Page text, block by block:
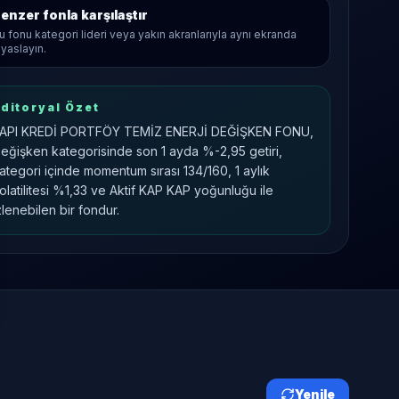
fonla karşılaştır
fonu kategori lideri veya yakın akranlarıyla aynı ekranda
Özet
KREDİ PORTFÖY TEMİZ ENERJİ DEĞİŞKEN FONU,
kategorisinde son 1 ayda %-2,95 getiri,
içinde momentum sırası 134/160, 1 aylık
%1,33 ve Aktif KAP KAP yoğunluğu ile
bir fondur.
Yenile